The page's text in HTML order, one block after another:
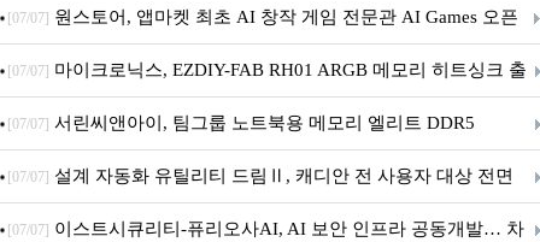
문 추가
[07/07] 원스토어, 앱마켓 최초 AI 창작 게임 전문관 AI Games 오픈
[07/07] 마이크로닉스, EZDIY-FAB RH01 ARGB 메모리 히트싱크 출
시
[07/07] 서린씨앤아이, 팀그룹 노트북용 메모리 엘리트 DDR5
5600MHz 16GB 출시
[07/07] 설계 자동화 유틸리티 드림Ⅱ, 캐디안 전 사용자 대상 전면
무상 배포
[07/07] 이스트시큐리티-퓨리오사AI, AI 보안 인프라 공동개발… 차